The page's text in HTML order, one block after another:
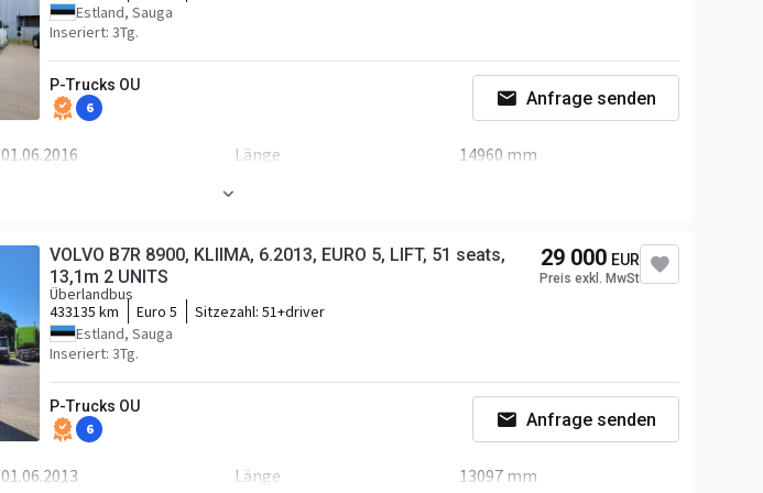
luft
6550 mm
Sicherheitsgurt
Estland, Sauga
Inseriert: 3Tg.
P-Trucks OU
6 Anfrage senden
01.06.2016 Länge
14960 mm
Leistung
326 P.S.
luft
7194 mm
VOLVO B7R 8900, KLIIMA, 6.2013, EURO 5, LIFT, 51 seats,
13,1m 2 UNITS
Überlandbus
433135 km
Euro 5 Sitzezahl: 51+driver
Estland, Sauga
Inseriert: 3Tg.
29 000 EUR
Preis exkl. MwSt
P-Trucks OU
6 Anfrage senden
01.06.2013 Länge 13097 mm